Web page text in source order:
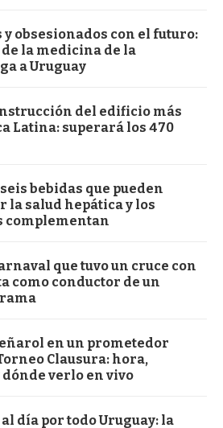
y obsesionados con el futuro:
la medicina de la
a Uruguay
del edificio más
Latina: superará los 470
bebidas que pueden
la salud hepática y los
complementan
que tuvo un cruce con
como conductor de un
en un prometedor
Clausura: hora,
verlo en vivo
día por todo Uruguay: la